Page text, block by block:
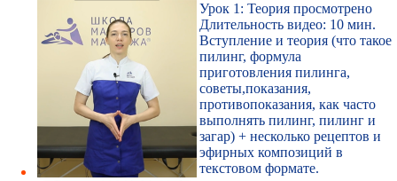
Урок 1: Теория просмотрено
Длительность видео: 10 мин.
Вступление и теория (что такое
пилинг, формула
приготовления пилинга,
советы,показания,
противопоказания, как часто
выполнять пилинг, пилинг и
загар) + несколько рецептов и
эфирных композиций в
текстовом формате.